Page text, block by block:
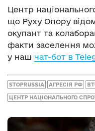
Центр
що Руху Опору
окупант та
факти заселення
у наш чат-бот в
STOPRUSSIA АГРЕСІЯ РФ
ЦЕНТР НАЦІОНАЛЬНОГО